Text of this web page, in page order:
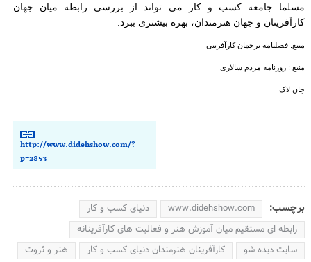
مسلما جامعه کسب و کار می تواند از بررسی رابطه میان جهان
کارآفرینان و جهان هنرمندان، بهره بیشتری ببرد
منبع: فصلنامه ترجمان کارآفرینی
منبع : روزنامه مردم سالاری
جان لاک
http://www.didehshow.com/?
p=2853
برچسب: www.didehshow.com
دنیای کسب و کار
رابطه ای مستقیم میان آموزش هنر و فعالیت های کارآفرینانه
سایت دیده شو
کارآفرینان هنرمندان دنیای کسب و کار
هنر و ثروت